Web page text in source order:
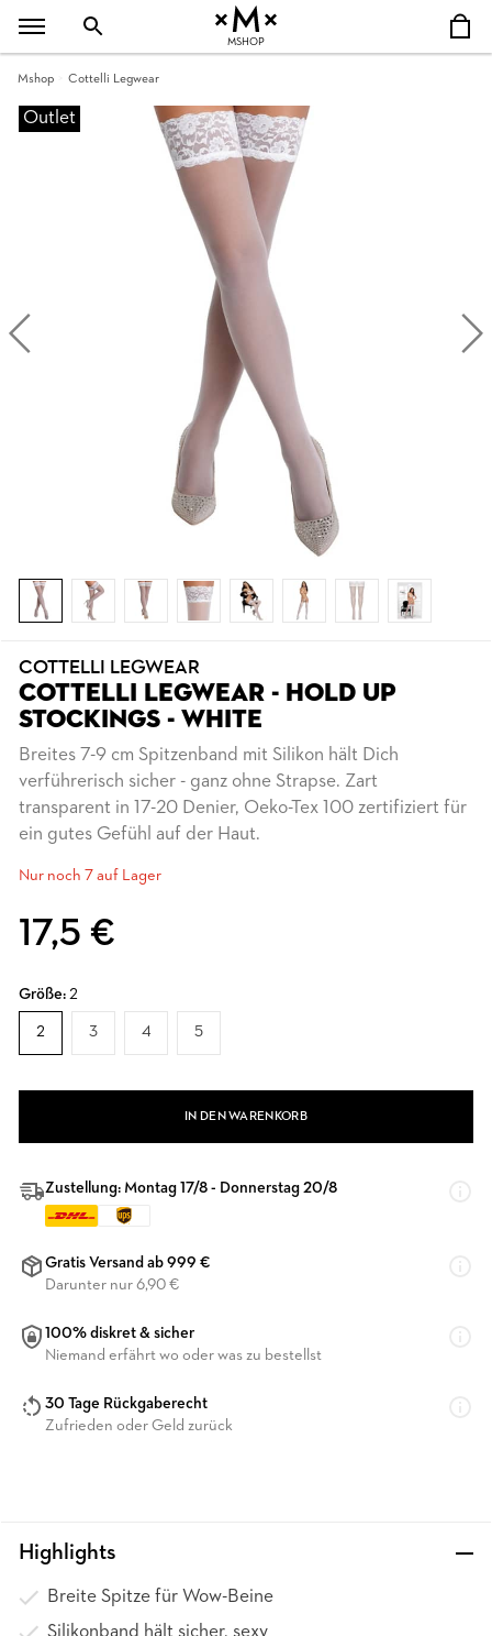
MSHOP
Mshop Cottelli Legwear
Outlet
COTTELLI LEGWEAR
COTTELLI LEGWEAR - HOLD UP
STOCKINGS - WHITE
Breites 7-9 cm Spitzenband mit Silikon hält Dich
verführerisch sicher - ganz ohne Strapse. Zart
transparent in 17-20 Denier, Oeko-Tex 100 zertifiziert für
ein gutes Gefühl auf der Haut.
Nur noch 7 auf Lager
17,5 €
Größe: 2
2 3 4 5
IN DEN WARENKORB
Zustellung: Montag 17/8 - Donnerstag 20/8
Gratis Versand ab 999 €
Darunter nur 6,90 €
100% diskret & sicher
Niemand erfährt wo oder was zu bestellst
30 Tage Rückgaberecht
Zufrieden oder Geld zurück
Highlights
Breite Spitze für Wow-Beine
Silikonband hält sicher, sexy